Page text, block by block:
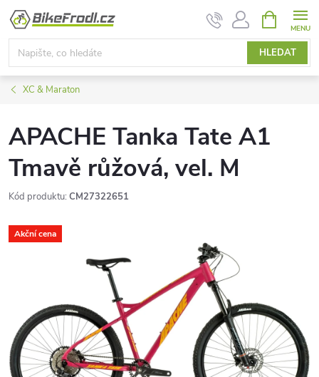
Přejít
obsah
HLEDAT
NÁKUPNÍ
KOŠÍK
XC & Maraton
APACHE Tanka Tate A1
Tmavě růžová, vel. M
Kód produktu: CM27322651
Akční cena